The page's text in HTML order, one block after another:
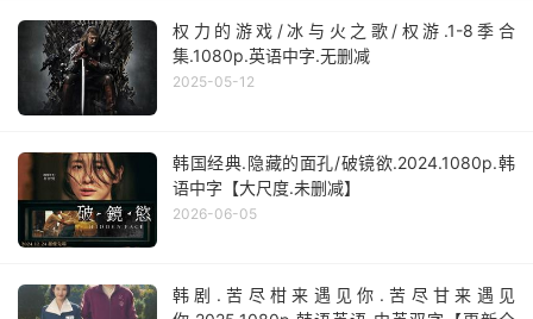
权力的游戏/冰与火之歌/权游.1-8季合
集.1080p.英语中字.无删减
2025-05-12
韩国经典.隐藏的面孔/破镜欲.2024.1080p.韩
语中字【大尺度.未删减】
2026-06-05
韩剧.苦尽柑来遇见你.苦尽甘来遇见